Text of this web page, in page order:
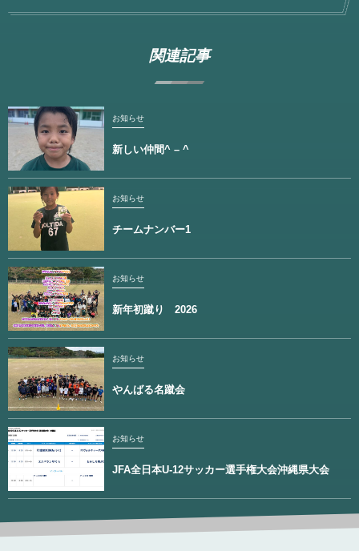
関連記事
お知らせ
新しい仲間^ – ^
お知らせ
チームナンバー1
お知らせ
新年初蹴り 2026
お知らせ
やんばる名蹴会
お知らせ
JFA全日本U-12サッカー選手権大会沖縄県大会